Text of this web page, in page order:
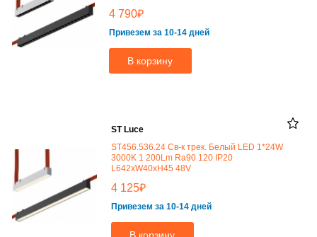
4 790₽
Привезем за 10-14 дней
В корзину
ST Luce
ST456.536.24 Св-к трек. Белый LED 1*24W
3000K 1 200Lm Ra90 120 IP20
L642xW40xH45 48V
4 125₽
Привезем за 10-14 дней